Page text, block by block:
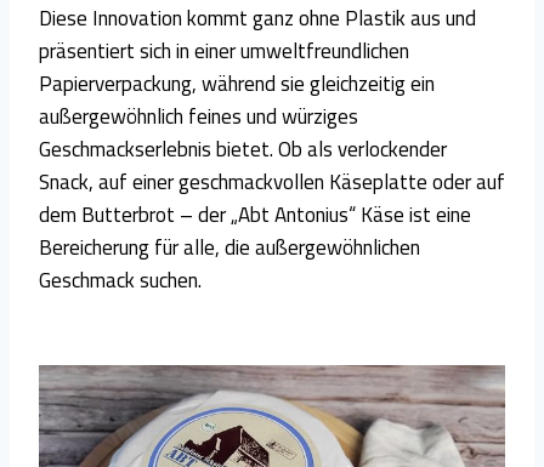
Diese Innovation kommt ganz ohne Plastik aus und
präsentiert sich in einer umweltfreundlichen
Papierverpackung, während sie gleichzeitig ein
außergewöhnlich feines und würziges
Geschmackserlebnis bietet. Ob als verlockender
Snack, auf einer geschmackvollen Käseplatte oder auf
dem Butterbrot – der „Abt Antonius“ Käse ist eine
Bereicherung für alle, die außergewöhnlichen
Geschmack suchen.